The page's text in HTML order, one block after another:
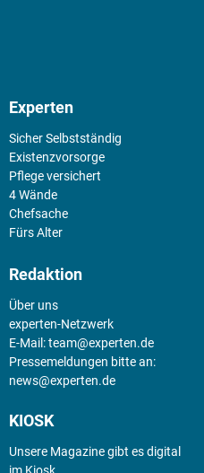
Experten
Sicher Selbstständig
Existenz­vorsorge
Pflege versichert
4 Wände
Chefsache
Fürs Alter
Redaktion
Über uns
experten-Netzwerk
E-Mail:team@experten.de
Pressemeldungen bitte an:
news@experten.de
KIOSK
Unsere Magazine gibt es digital
im Kiosk